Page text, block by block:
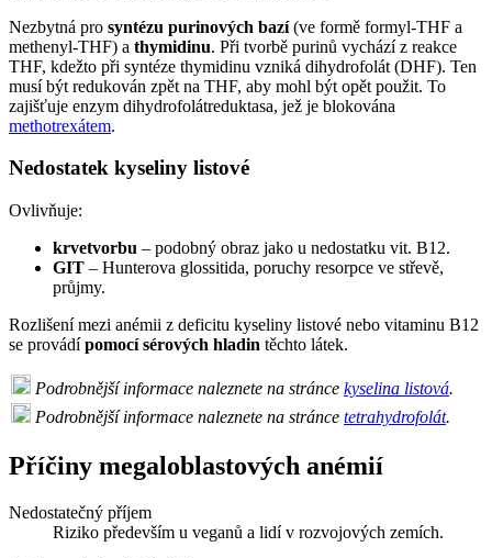
Nezbytná pro syntézu purinových bazí(ve formě formyl-THF a
methenyl-THF) a thymidinu. Při tvorbě purinů vychází z reakce
THF, kdežto při syntéze thymidinu vzniká dihydrofolát (DHF). Ten
musí být redukován zpět na THF, aby mohl být opět použit. To
zajišťuje enzym dihydrofolátreduktasa, jež je blokována
methotrexátem.
Nedostatek kyseliny listové
Ovlivňuje:
krvetvorbu – podobný obraz jako u nedostatku vit. B12.
GIT – Hunterova glossitida, poruchy resorpce ve střevě,
průjmy.
Rozlišení mezi anémii z deficitu kyseliny listové nebo vitaminu B12
se provádípomocí sérových hladin těchto látek.
Podrobnější informace naleznete na stránce kyselina listová.
Podrobnější informace naleznete na stránce tetrahydrofolát.
Příčiny megaloblastových anémií
Nedostatečný příjem
Riziko především u veganů a lidí v rozvojových zemích.